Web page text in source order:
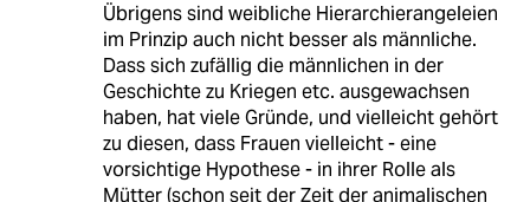
Übrigens sind weibliche Hierarchierangeleien
im Prinzip auch nicht besser als männliche.
Dass sich zufällig die männlichen in der
Geschichte zu Kriegen etc. ausgewachsen
haben, hat viele Gründe, und vielleicht gehört
zu diesen, dass Frauen vielleicht - eine
vorsichtige Hypothese - in ihrer Rolle als
Mütter (schon seit der Zeit der animalischen